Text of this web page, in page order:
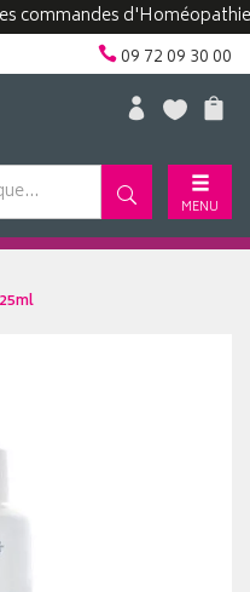
d'Homéopathie
09 72 09 30 00
MENU